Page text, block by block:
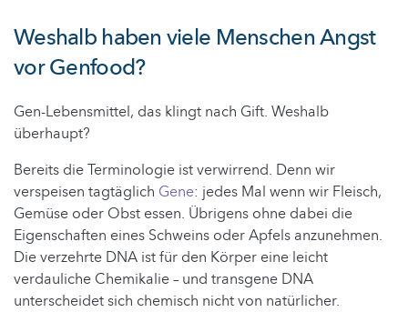
Weshalb haben viele Menschen Angst
vor Genfood?
Gen-Lebensmittel, das klingt nach Gift. Weshalb
überhaupt?
Bereits die Terminologie ist verwirrend. Denn wir
verspeisen tagtäglich Gene: jedes Mal wenn wir Fleisch,
Gemüse oder Obst essen. Übrigens ohne dabei die
Eigenschaften eines Schweins oder Apfels anzunehmen.
Die verzehrte DNA ist für den Körper eine leicht
verdauliche Chemikalie – und transgene DNA
unterscheidet sich chemisch nicht von natürlicher.